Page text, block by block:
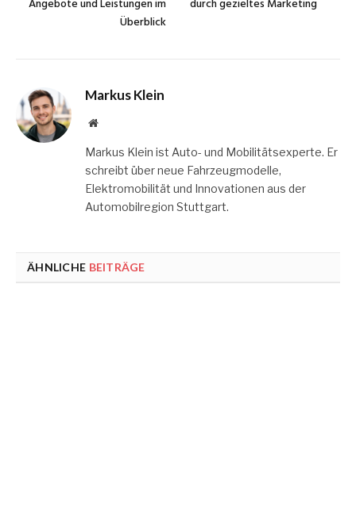
Angebote und Leistungen im
Überblick
durch gezieltes Marketing
Markus Klein
Website
Markus Klein ist Auto- und Mobilitätsexperte. Er
schreibt über neue Fahrzeugmodelle,
Elektromobilität und Innovationen aus der
Automobilregion Stuttgart.
ÄHNLICHE BEITRÄGE